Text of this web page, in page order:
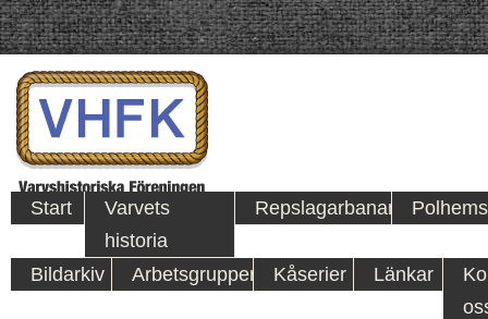
Start
Varvets
historia
Repslagarbanan
Bildarkiv Arbetsgrupper Kåserier Länkar